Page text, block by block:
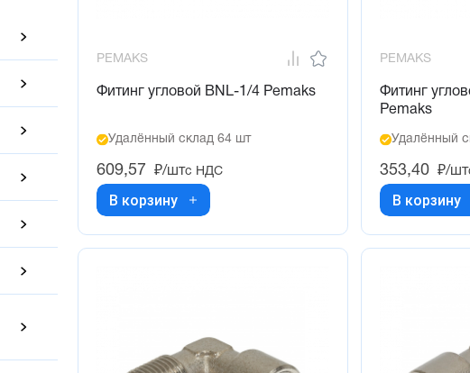
PEMAKS
Фитинг угловой BNL-1/4 Pemaks
Удалённый склад 64 шт
609,57 ₽/штс НДС
В корзину
PEMAKS
Фитинг
Pemaks
Удалённый
353,40 ₽/шт
В корзину